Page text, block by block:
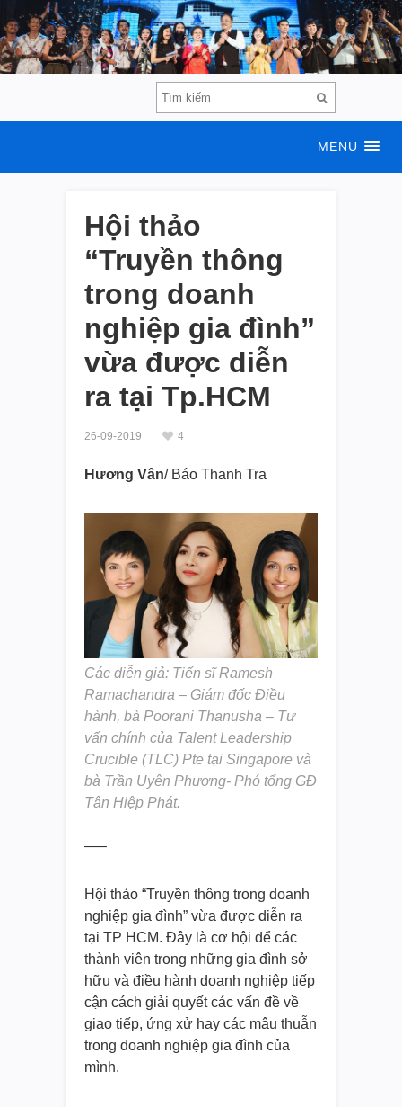
MENU
Hội thảo
“Truyền thông
trong doanh
nghiệp gia đình”
vừa được diễn
ra tại Tp.HCM
26-09-2019 4
Hương Vân/ Báo Thanh Tra
Các diễn giả: Tiến sĩ Ramesh
Ramachandra – Giám đốc Điều
hành, bà Poorani Thanusha – Tư
vấn chính của Talent Leadership
Crucible (TLC) Pte tại Singapore và
bà Trần Uyên Phương- Phó tổng GĐ
Tân Hiệp Phát.
—–
Hội thảo “Truyền thông trong doanh
nghiệp gia đình” vừa được diễn ra
tại TP HCM. Đây là cơ hội để các
thành viên trong những gia đình sở
hữu và điều hành doanh nghiệp tiếp
cận cách giải quyết các vấn đề về
giao tiếp, ứng xử hay các mâu thuẫn
trong doanh nghiệp gia đình của
mình.